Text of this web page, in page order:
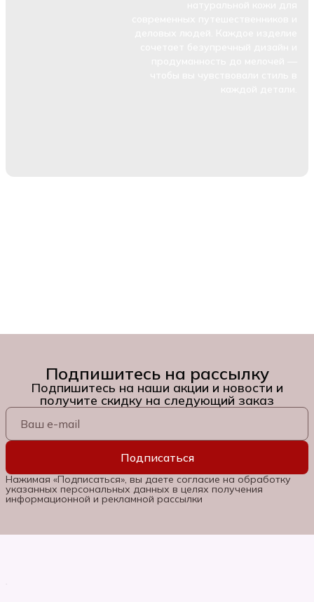
Подпишитесь на рассылку
Подпишитесь на наши акции и новости и
получите скидку на следующий заказ
Подписаться
Нажимая «Подписаться», вы даете согласие на обработку
указанных персональных данных в целях получения
информационной и рекламной рассылки